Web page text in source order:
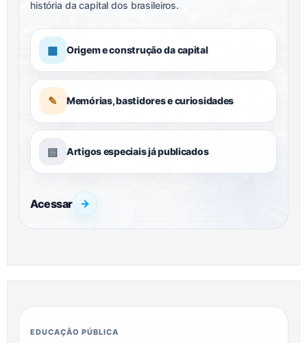
história da capital dos brasileiros.
▦ Origem e construção da capital
✎ Memórias, bastidores e curiosidades
▤ Artigos especiais já publicados
Acessar →
EDUCAÇÃO PÚBLICA